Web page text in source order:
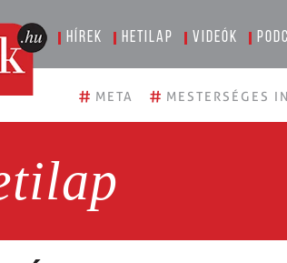
Hírek Hetilap Videók
# META # MESTERSÉGES